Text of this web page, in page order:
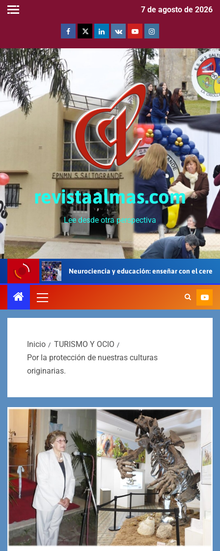
7 de agosto de 2026
revistaalmas.com
Lee desde otra perspectiva
y educación: enseñar con el cerebro, el cuerpo y el corazón
Inicio
TURISMO Y OCIO
Por la protección de nuestras culturas
originarias.